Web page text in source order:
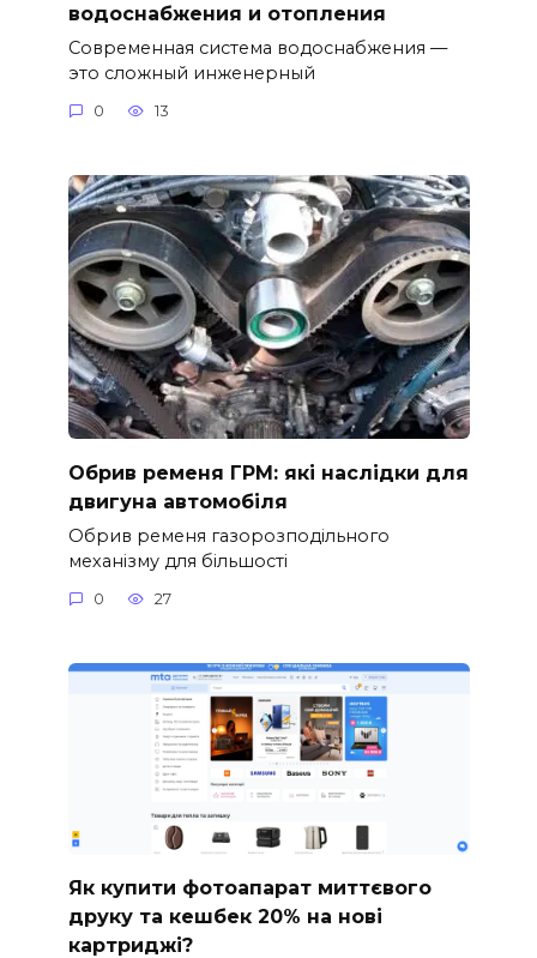
водоснабжения и отопления
Современная система водоснабжения —
это сложный инженерный
0 13
Обрив ременя ГРМ: які наслідки для
двигуна автомобіля
Обрив ременя газорозподільного
механізму для більшості
0 27
Як купити фотоапарат миттєвого
друку та кешбек 20% на нові
картриджі?